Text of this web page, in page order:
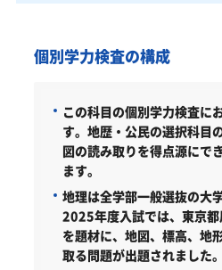
個別学力検査の構成
この科目の個別学力検査に
す。地歴・公民の選択科目
図の読み取りを得点源にで
ます。
地理は全学部一般選抜の大
2025年度入試では、東京
を題材に、地図、標高、地
取る問題が出題されました。